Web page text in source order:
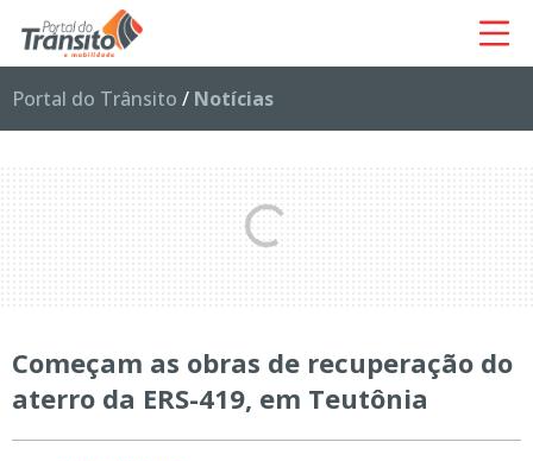
Portal do Trânsito / Notícias
Começam as obras de recuperação do
aterro da ERS-419, em Teutônia